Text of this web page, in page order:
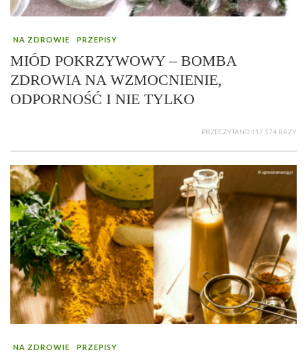
NA ZDROWIE PRZEPISY
MIÓD POKRZYWOWY – BOMBA
ZDROWIA NA WZMOCNIENIE,
ODPORNOŚĆ I NIE TYLKO
PRZECZYTANO 117 174 RAZY
NA ZDROWIE PRZEPISY